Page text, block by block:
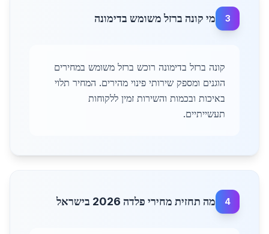
3 מי קונה ברזל משומש בדימונה
קונה ברזל בדימונה רוכש ברזל משומש במחירים
הוגנים ומספק שירותי פינוי מהירים. המחיר תלוי
באיכות ובכמות והשירות זמין ללקוחות
תעשייתיים.
4 מה תחזית מחירי פלדה 2026 בישראל